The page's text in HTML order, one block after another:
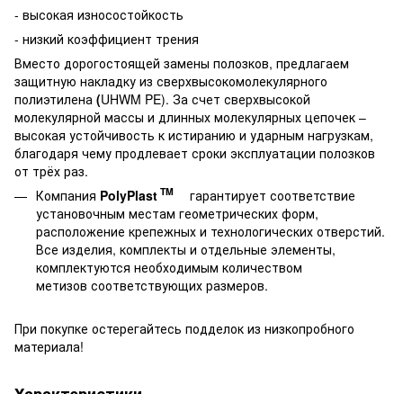
- высокая износостойкость
- низкий коэффициент трения
Вместо дорогостоящей замены полозков, предлагаем
защитную накладку из сверхвысокомолекулярного
полиэтилена (UHWM PE). За счет сверхвысокой
молекулярной массы и длинных молекулярных цепочек –
высокая устойчивость к истиранию и ударным нагрузкам,
благодаря чему продлевает сроки эксплуатации полозков
от трёх раз.
Компания PolyPlast TM
гарантирует соответствие
установочным местам геометрических форм,
расположение крепежных и технологических отверстий.
Все изделия, комплекты и отдельные элементы,
комплектуются необходимым количеством
метизов соответствующих размеров.
При покупке остерегайтесь подделок из низкопробного
материала!